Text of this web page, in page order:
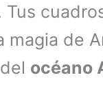
Tus
magia de
océano